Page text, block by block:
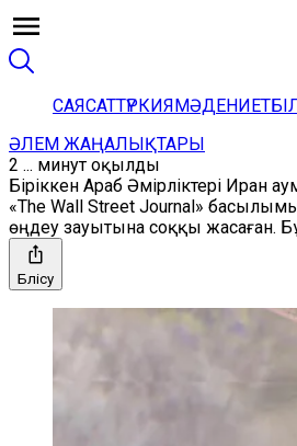
САЯСАТТҮРКИЯМӘДЕНИЕТ
ӘЛЕМ ЖАҢАЛЫҚТАРЫ
2 ... минут оқылды
Біріккен Араб Әмірліктері Иран
«The Wall Street Journal»
өңдеу зауытына соққы жасаған.
Бөлісу